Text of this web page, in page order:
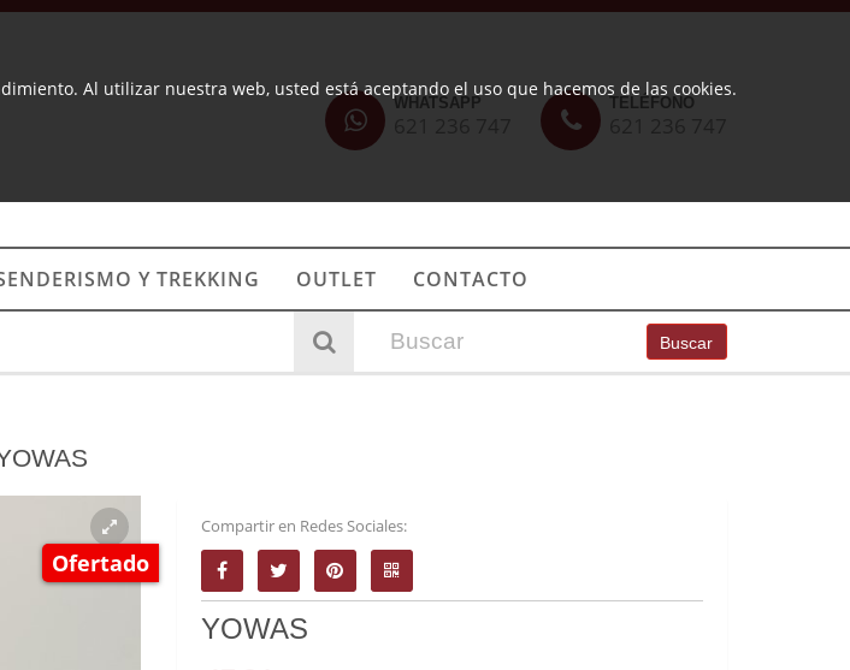
WHATSAPP TELÉFONO
Y TREKKING OUTLET CONTACTO
Buscar
Ofertado
Compartir en Redes Sociales:
YOWAS
Al utilizar nuestra web, usted está aceptando el uso que hacemos de las cookies.